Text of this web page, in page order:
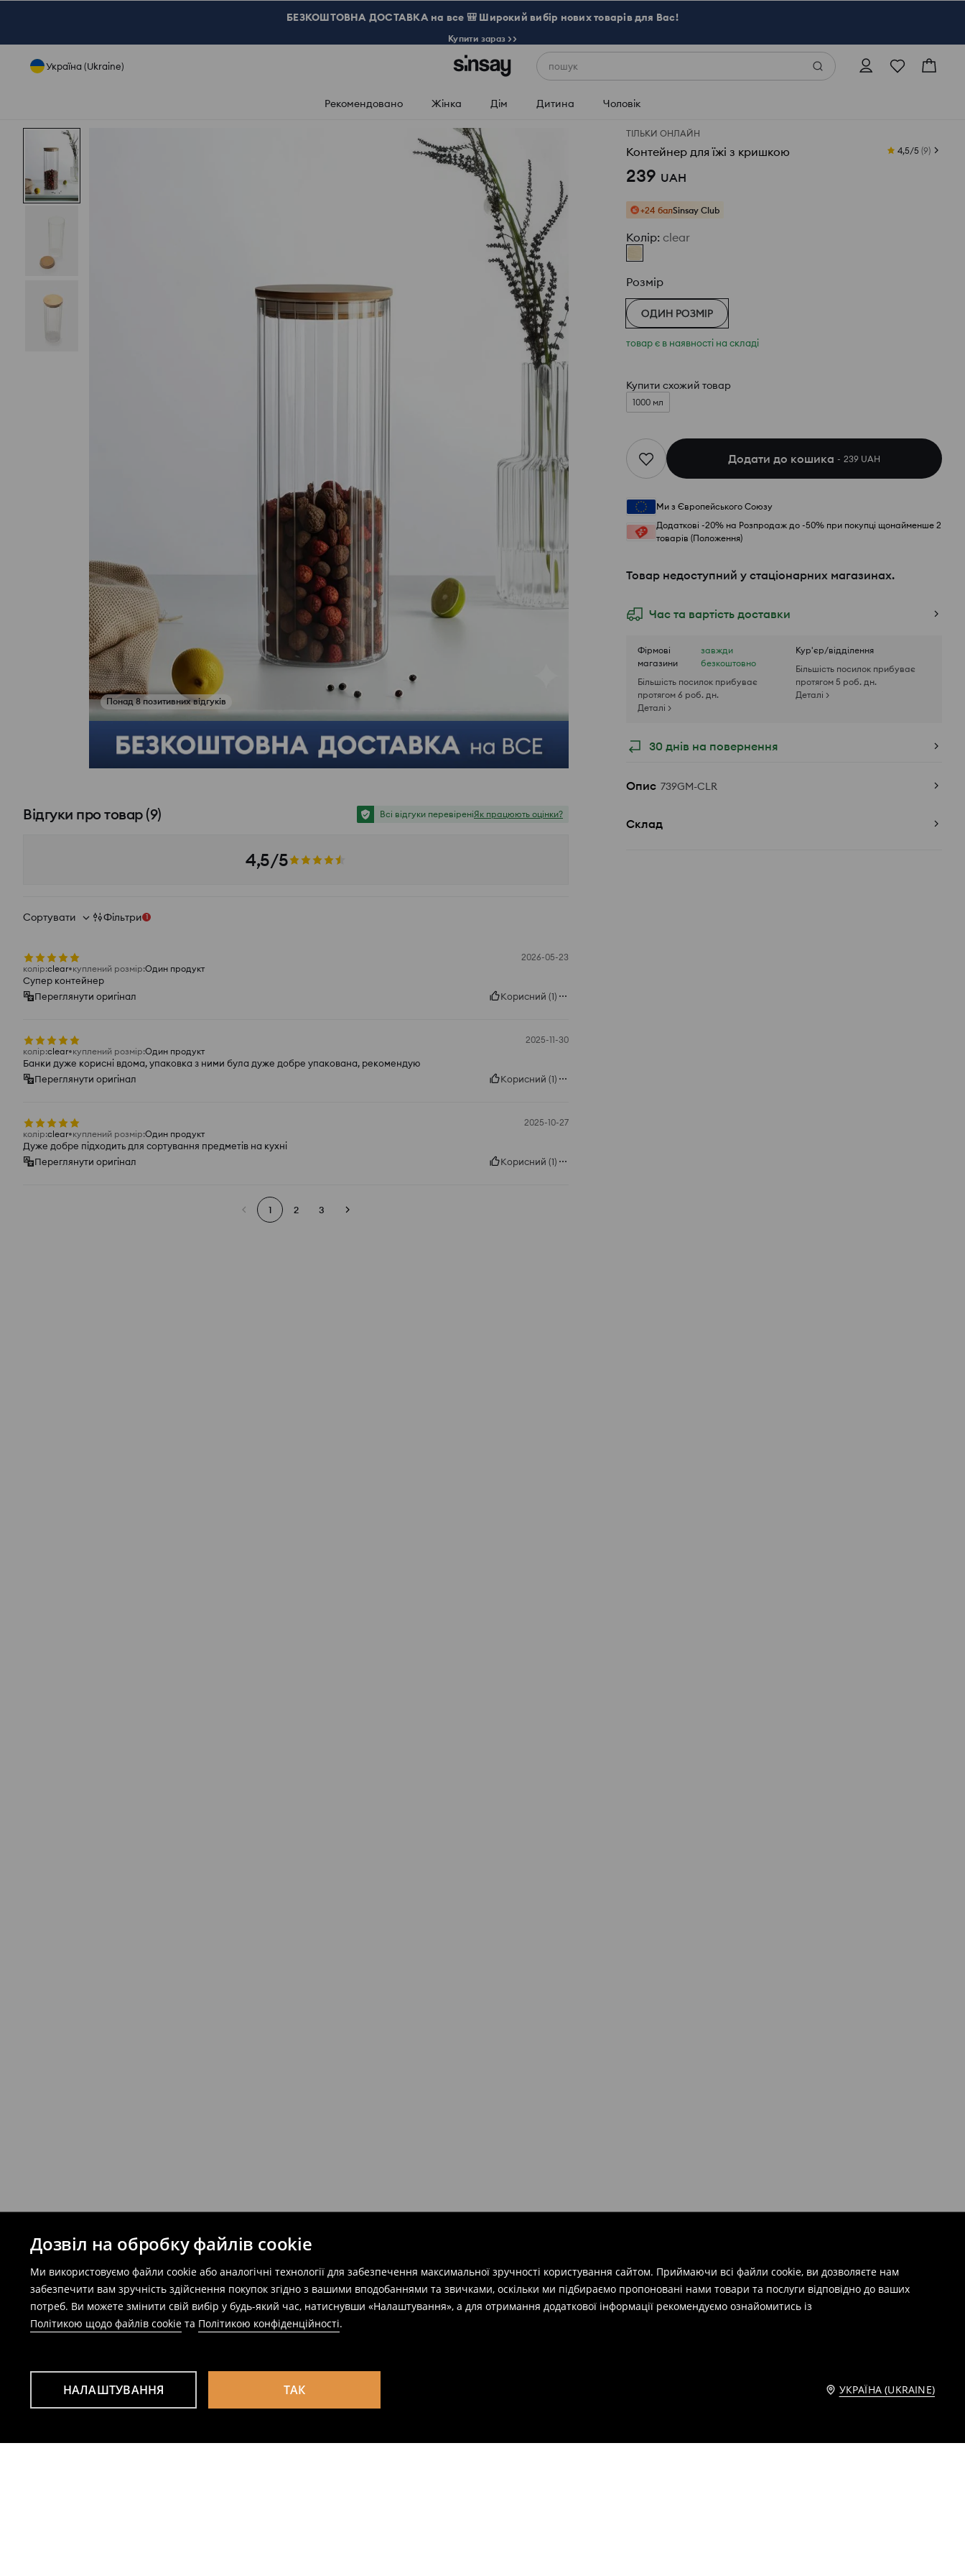
Дозвіл на обробку файлів cookie
Ми використовуємо файли cookie або аналогічні технології для забезпечення максимальної зручності користування сайтом. Приймаючи всі файли cookie, ви дозволяєте нам
забезпечити вам зручність здійснення покупок згідно з вашими вподобаннями та звичками, оскільки ми підбираємо пропоновані нами товари та послуги відповідно до ваших
потреб. Ви можете змінити свій вибір у будь-який час, натиснувши «Налаштування», а для отримання додаткової інформації рекомендуємо ознайомитись із
Політикою щодо файлів cookie та Політикою конфіденційності.
НАЛАШТУВАННЯ ТАК УКРАЇНА (UKRAINE)
БЕЗКОШТОВНА ДОСТАВКА на все 🎒 Широкий вибір нових товарів для Вас!
Купити зараз >>
Україна (Ukraine) пошук
Рекомендовано Жінка Дім Дитина Чоловік
ТІЛЬКИ ОНЛАЙН
Контейнер для їжі з кришкою 4,5/5 (9)
239 UAH
+24 балSinsay Club
Колір: clear
Розмір
ОДИН РОЗМІР
товар є в наявності на складі
Купити схожий товар
1000 мл
Додати до кошика 239 UAH
Ми з Європейського Союзу
Додаткові -20% на Розпродаж до -50% при покупці щонайменше 2
товарів (Положення)
Товар недоступний у стаціонарних магазинах.
Час та вартість доставки
Фірмові
магазини
завжди
безкоштовно
Більшість посилок прибуває
протягом 6 роб. дн.
Деталі >
Кур'єр/відділення
Більшість посилок прибуває
протягом 5 роб. дн.
Деталі >
30 днів на повернення
Опис 739GM-CLR
Склад
Понад 8 позитивних відгуків
Відгуки про товар(9) Всі відгуки перевіреніЯк працюють оцінки?
4,5/5
Сортувати Фільтри 1
2026-05-23
колір:clear куплений розмір:Один продукт
Супер контейнер
Переглянути оригінал
Корисний (1)
2025-11-30
колір:clear куплений розмір:Один продукт
Банки дуже корисні вдома, упаковка з ними була дуже добре упакована, рекомендую
Переглянути оригінал
Корисний (1)
2025-10-27
колір:clear куплений розмір:Один продукт
Дуже добре підходить для сортування предметів на кухні
Переглянути оригінал
Корисний (1)
1 2 3